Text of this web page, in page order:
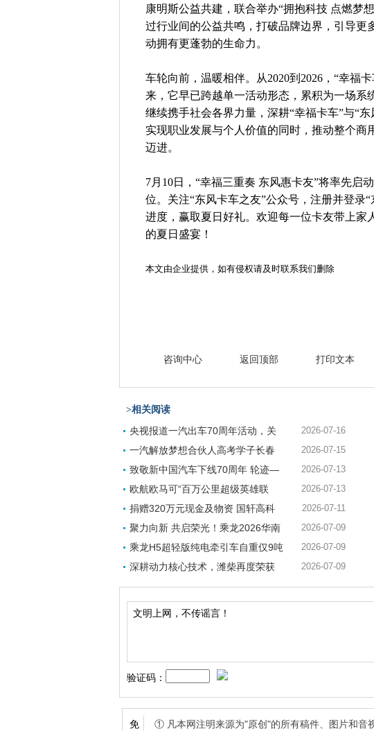
康明斯公益共建，联合举办“拥抱科技 点燃梦
过行业间的公益共鸣，打破品牌边界，引导更
动拥有更蓬勃的生命力。
车轮向前，温暖相伴。从2020到2026，“幸福
来，它早已跨越单一活动形态，累积为一场系
继续携手社会各界力量，深耕“幸福卡车”与“
实现职业发展与个人价值的同时，推动整个商
迈进。
7月10日，“幸福三重奏 东风惠卡友”将率先启
位。关注“东风卡车之友”公众号，注册并登录
进度，赢取夏日好礼。欢迎每一位卡友带上家
的夏日盛宴！
本文由企业提供，如有侵权请及时联系我们删除
咨询中心 返回顶部 打印文本
>相关阅读
央视报道一汽出车70周年活动，关 2026-07-16
一汽解放梦想合伙人高考学子长春 2026-07-15
致敬新中国汽车下线70周年 轮迹— 2026-07-13
欧航欧马可“百万公里超级英雄联 2026-07-13
捐赠320万元现金及物资 国轩高科 2026-07-11
聚力向新 共启荣光！乘龙2026华南 2026-07-09
乘龙H5超轻版纯电牵引车自重仅9吨 2026-07-09
深耕动力核心技术，潍柴再度荣获 2026-07-09
验证码：
免 ① 凡本网注明来源为"原创"的所有稿件、图片和音